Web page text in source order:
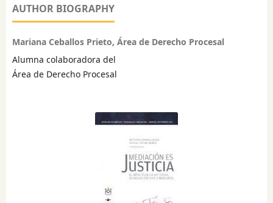
AUTHOR BIOGRAPHY
Mariana Ceballos Prieto, Área de Derecho Procesal
Alumna colaboradora del
Área de Derecho Procesal